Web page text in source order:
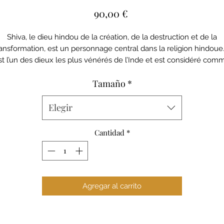
90,00 €Precio
Shiva, le dieu hindou de la création, de la destruction et de la
est un personnage central dans la religion
l’un des dieux les plus vénérés de l’Inde et est considéré
combinaison Shiva avec un dos nu arrondi , un maintien avec
sensation légère de ne rien porter.
Flared , légèrement évasée avec une fente sur le
Le logo doré est situé sur le bas de la jambe .
Composition combinaison :
° Polyester recyclé 68%
° Fibre de Bambou 25 %
Notre modèle Amelie porte une taille M.
Tamaño *
Elegir
Cantidad *
Agregar al carrito